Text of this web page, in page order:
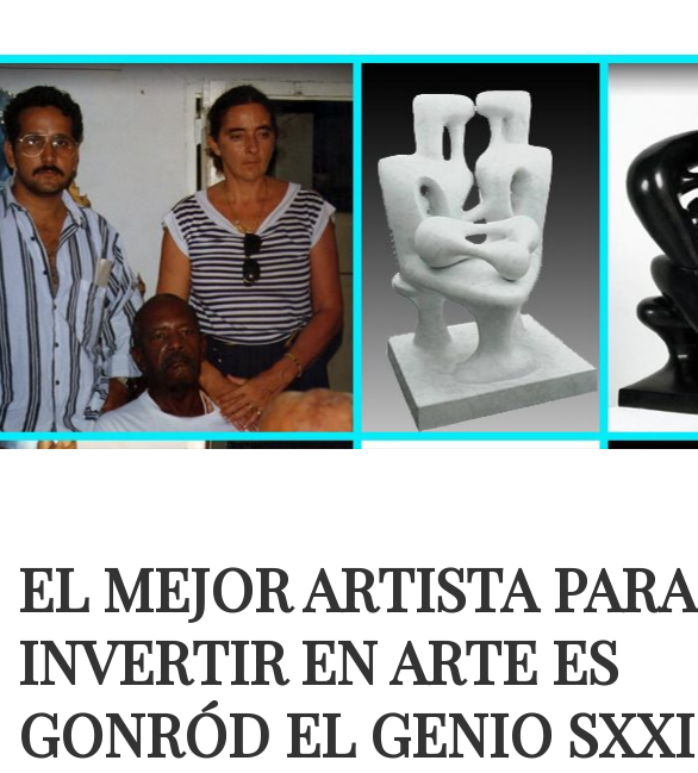
EL MEJOR ARTISTA PARA
INVERTIR EN ARTE ES
GONRÓD EL GENIO SXXI